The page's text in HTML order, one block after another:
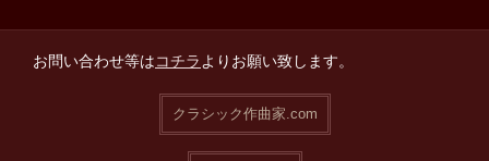
お問い合わせ等はコチラよりお願い致します。
クラシック作曲家.com